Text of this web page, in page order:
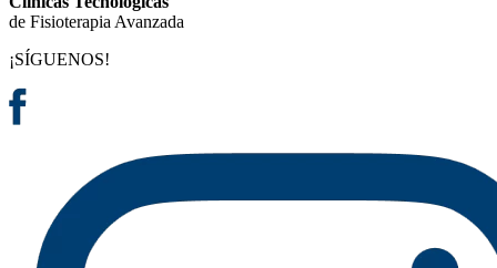
de Fisioterapia Avanzada
¡SÍGUENOS!